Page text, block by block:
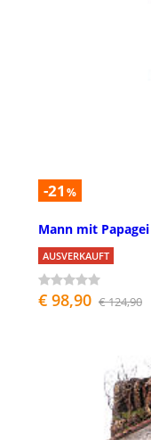
-21 %
Mann mit
AUSVERKAUFT
€ 98,90 € 124,90